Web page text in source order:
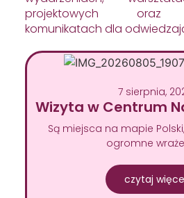
projektowych oraz
komunikatach dla
7 sierpnia,
Wizyta w Centrum
Są miejsca na mapie
ogromne
czytaj